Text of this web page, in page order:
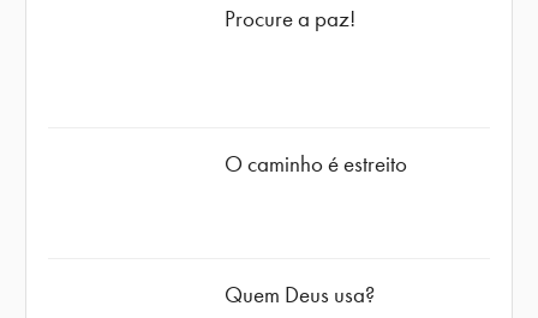
Procure a paz!
O caminho é estreito
Quem Deus usa?